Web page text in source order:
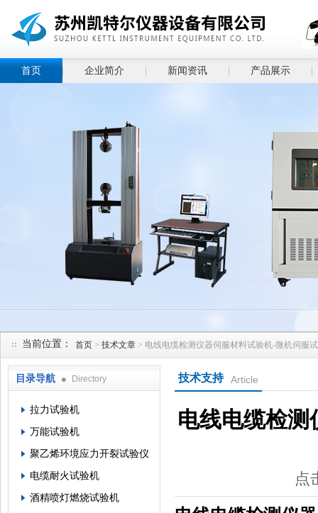
首页 企业简介 新闻资讯 产品展示
当前位置： 首页 > 技术文章 > 电线电缆检测仪器伺服材料试验机-微机伺服
目录导航 Directory
拉力试验机
万能试验机
聚乙烯环境应力开裂试验仪
电缆耐火试验机
酒精喷灯燃烧试验机
技术支持 Article
电线电缆检测
点